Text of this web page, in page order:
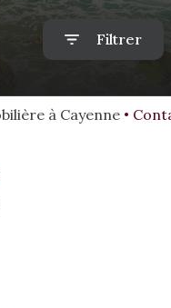
Filtrer
à Cayenne